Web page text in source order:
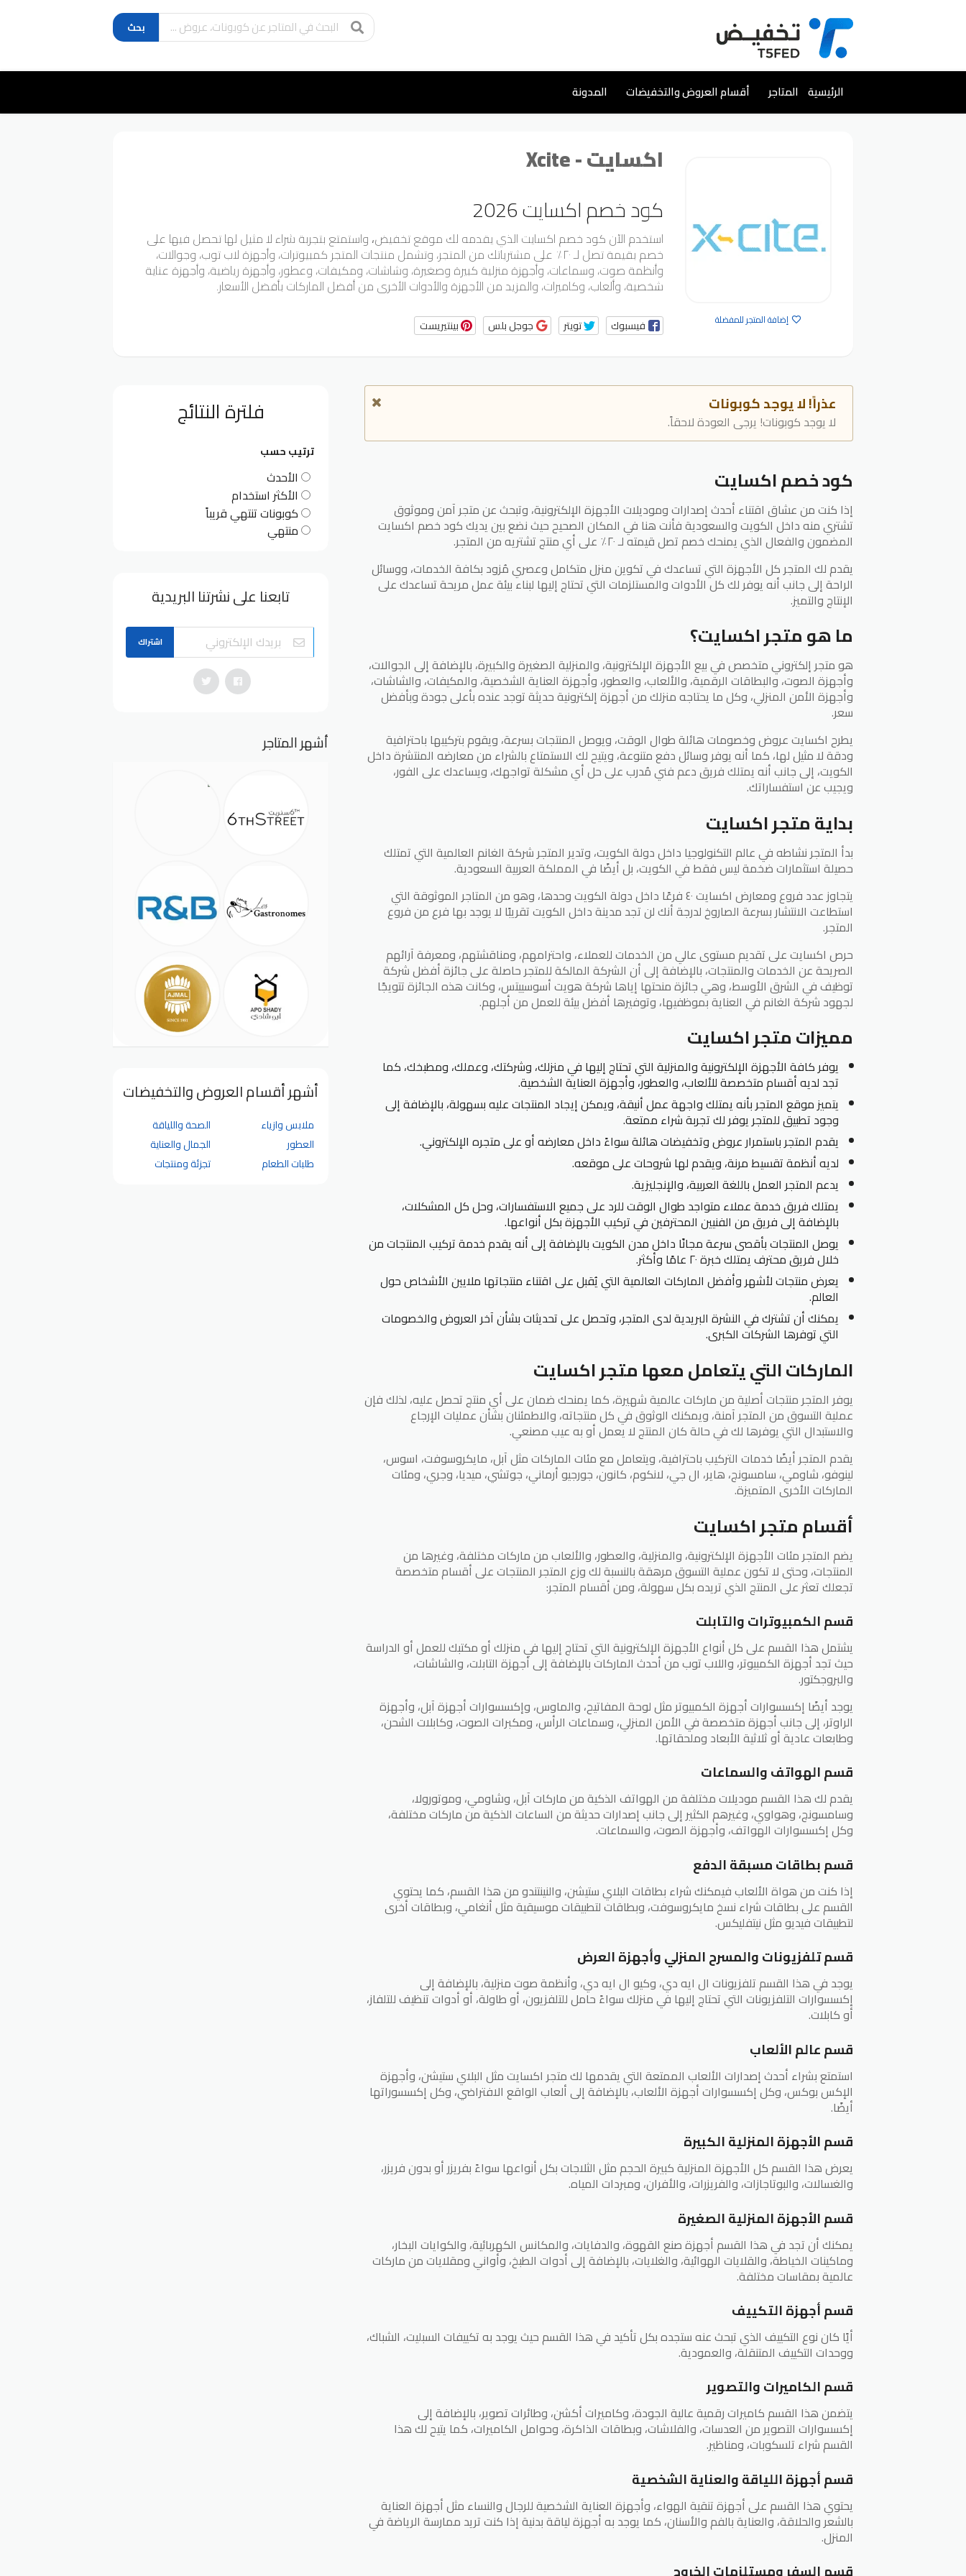
بحث
تخطي
إلى
المحتوى
الرئيسية المتاجر أقسام العروض والتخفيضات المدونة
إضافة المتجر للمفضلة
اكسايت - Xcite
كود خصم اكسايت 2026
استخدم الآن كود خصم اكسايت الذي يقدمه لك موقع تخفيض، واستمتع بتجربة شراء لا مثيل لها تحصل فيها على
خصم بقيمة تصل لـ ٢٠٪ على مشترياتك من المتجر، وتشمل منتجات المتجر كمبيوترات، وأجهزة لاب توب، وجوالات،
وأنظمة صوت، وسماعات، وأجهزة منزلية كبيرة وصغيرة، وشاشات، ومكيفات، وعطور، وأجهزة رياضية، وأجهزة عناية
شخصية، وألعاب، وكاميرات، والمزيد من الأجهزة والأدوات الأخرى من أفضل الماركات بأفضل الأسعار.
فيسبوك تويتر جوجل بلس بينتيريست
عذراً! لا يوجد كوبونات
لا يوجد كوبونات! يرجى العودة لاحقاً.
كود خصم اكسايت
إذا كنت من عشاق اقتناء أحدث إصدارات وموديلات الأجهزة الإلكترونية، وتبحث عن متجر آمن وموثوق
تشتري منه داخل الكويت والسعودية فأنت هنا في المكان الصحيح حيث نضع بين يديك كود خصم اكسايت
المضمون والفعال الذي يمنحك خصم تصل قيمته لـ ٢٠٪ على أي منتج تشتريه من المتجر.
يقدم لك المتجر كل الأجهزة التي تساعدك في تكوين منزل متكامل وعصري مُزود بكافة الخدمات، ووسائل
الراحة إلى جانب أنه يوفر لك كل الأدوات والمستلزمات التي تحتاج إليها لبناء بيئة عمل مريحة تساعدك على
الإنتاج والتميز.
ما هو متجر اكسايت؟
هو متجر إلكتروني متخصص في بيع الأجهزة الإلكترونية، والمنزلية الصغيرة والكبيرة، بالإضافة إلى الجوالات،
وأجهزة الصوت، والبطاقات الرقمية، والألعاب، والعطور، وأجهزة العناية الشخصية، والمكيفات، والشاشات،
وأجهزة الأمن المنزلي، وكل ما يحتاجه منزلك من أجهزة إلكترونية حديثة توجد عنده بأعلى جودة وبأفضل
سعر.
يطرح اكسايت عروض وخصومات هائلة طوال الوقت، ويوصل المنتجات بسرعة، ويقوم بتركيبها باحترافية
ودقة لا مثيل لها، كما أنه يوفر وسائل دفع متنوعة، ويتيح لك الاستمتاع بالشراء من معارضه المنتشرة داخل
الكويت، إلى جانب أنه يمتلك فريق دعم فني مُدرب على حل أي مشكلة تواجهك، ويساعدك على الفور،
ويجيب عن استفساراتك.
بداية متجر اكسايت
بدأ المتجر نشاطه في عالم التكنولوجيا داخل دولة الكويت، وتدير المتجر شركة الغانم العالمية التي تمتلك
حصيلة استثمارات ضخمة ليس فقط في الكويت، بل أيضًا في المملكة العربية السعودية.
يتجاوز عدد فروع ومعارض اكسايت ٤٠ فرعًا داخل دولة الكويت وحدها، وهو من المتاجر الموثوقة التي
استطاعت الانتشار بسرعة الصاروخ لدرجة أنك لن تجد مدينة داخل الكويت تقريبًا لا يوجد بها فرع من فروع
المتجر.
حرص اكسايت على تقديم مستوى عالي من الخدمات للعملاء، واحترامهم، ومناقشتهم، ومعرفة آرائهم
الصريحة عن الخدمات والمنتجات، بالإضافة إلى أن الشركة المالكة للمتجر حاصلة على جائزة أفضل شركة
توظيف في الشرق الأوسط، وهي جائزة منحتها إياها شركة هويت أسوسييتس، وكانت هذه الجائزة تتويجًا
لجهود شركة الغانم في العناية بموظفيها، وتوفيرها أفضل بيئة للعمل من أجلهم.
مميزات متجر اكسايت
يوفر كافة الأجهزة الإلكترونية والمنزلية التي تحتاج إليها في منزلك، وشركتك، وعملك، ومطبخك، كما
تجد لديه أقسام متخصصة للألعاب، والعطور، وأجهزة العناية الشخصية.
يتميز موقع المتجر بأنه يمتلك واجهة عمل أنيقة، ويمكن إيجاد المنتجات عليه بسهولة، بالإضافة إلى
وجود تطبيق للمتجر يوفر لك تجربة شراء ممتعة.
يقدم المتجر باستمرار عروض وتخفيضات هائلة سواءً داخل معارضه أو على متجره الإلكتروني.
لديه أنظمة تقسيط مرنة، ويقدم لها شروحات على موقعه.
يدعم المتجر العمل باللغة العربية، والإنجليزية.
يمتلك فريق خدمة عملاء متواجد طوال الوقت للرد على جميع الاستفسارات، وحل كل المشكلات،
بالإضافة إلى فريق من الفنيين المحترفين في تركيب الأجهزة بكل أنواعها.
يوصل المنتجات بأقصى سرعة مجانًا داخل مدن الكويت بالإضافة إلى أنه يقدم خدمة تركيب المنتجات من
خلال فريق محترف يمتلك خبرة ٢٠ عامًا وأكثر.
يعرض منتجات لأشهر وأفضل الماركات العالمية التي يُقبل على اقتناء منتجاتها ملايين الأشخاص حول
العالم.
يمكنك أن تشترك في النشرة البريدية لدى المتجر، وتحصل على تحديثات بشأن آخر العروض والخصومات
التي توفرها الشركات الكبرى.
الماركات التي يتعامل معها متجر اكسايت
يوفر المتجر منتجات أصلية من ماركات عالمية شهيرة، كما يمنحك ضمان على أي منتج تحصل عليه، لذلك فإن
عملية التسوق من المتجر آمنة، ويمكنك الوثوق في كل منتجاته، والاطمئنان بشأن عمليات الإرجاع
والاستبدال التي يوفرها لك في حالة كان المنتج لا يعمل أو به عيب مصنعي.
يقدم المتجر أيضًا خدمات التركيب باحترافية، ويتعامل مع مئات الماركات مثل آبل، مايكروسوفت، اسوس،
لينوفو، شاومي، سامسونج، هاير، ال جي، لانكوم، كانون، جورجيو أرماني، جوتشي، ميديا، وجري، ومئات
الماركات الأخرى المتميزة.
أقسام متجر اكسايت
يضم المتجر مئات الأجهزة الإلكترونية، والمنزلية، والعطور، والألعاب من ماركات مختلفة، وغيرها من
المنتجات، وحتى لا تكون عملية التسوق مرهقة بالنسبة لك وزع المتجر المنتجات على أقسام متخصصة
تجعلك تعثر على المنتج الذي تريده بكل سهولة، ومن أقسام المتجر:
قسم الكمبيوترات والتابلت
يشتمل هذا القسم على كل أنواع الأجهزة الإلكترونية التي تحتاج إليها في منزلك أو مكتبك للعمل أو الدراسة
حيث تجد أجهزة الكمبيوتر، واللاب توب من أحدث الماركات بالإضافة إلى أجهزة التابلت، والشاشات،
والبروجكتور.
يوجد أيضًا إكسسوارات أجهزة الكمبيوتر مثل لوحة المفاتيح، والماوس، وإكسسوارات أجهزة آبل، وأجهزة
الراوتر، إلى جانب أجهزة متخصصة في الأمن المنزلي، وسماعات الرأس، ومكبرات الصوت، وكابلات الشحن،
وطابعات عادية أو ثلاثية الأبعاد وملحقاتها.
قسم الهواتف والسماعات
يقدم لك هذا القسم موديلات مختلفة من الهواتف الذكية من ماركات آبل، وشاومي، وموتورولا،
وسامسونج، وهواوي، وغيرهم الكثير إلى جانب إصدارات حديثة من الساعات الذكية من ماركات مختلفة،
وكل إكسسوارات الهواتف، وأجهزة الصوت، والسماعات.
قسم بطاقات مسبقة الدفع
إذا كنت من هواة الألعاب فيمكنك شراء بطاقات البلاي ستيشن، والنينتندو من هذا القسم، كما يحتوي
القسم على بطاقات شراء نسخ مايكروسوفت، وبطاقات لتطبيقات موسيقية مثل أنغامي، وبطاقات أخرى
لتطبيقات فيديو مثل نيتفليكس.
قسم تلفزيونات والمسرح المنزلي وأجهزة العرض
يوجد في هذا القسم تلفزيونات ال ايه دي، وكيو ال ايه دي، وأنظمة صوت منزلية، بالإضافة إلى
إكسسوارات التلفزيونات التي تحتاج إليها في منزلك سواءً حامل للتلفزيون، أو طاولة، أو أدوات تنظيف للتلفاز،
أو كابلات.
قسم عالم الألعاب
استمتع بشراء أحدث إصدارات الألعاب الممتعة التي يقدمها لك متجر اكسايت مثل البلاي ستيشن، وأجهزة
الإكس بوكس، وكل إكسسوارات أجهزة الألعاب، بالإضافة إلى ألعاب الواقع الافتراضي، وكل إكسسوراتها
أيضًا.
قسم الأجهزة المنزلية الكبيرة
يعرض هذا القسم كل الأجهزة المنزلية كبيرة الحجم مثل الثلاجات بكل أنواعها سواءً بفريزر أو بدون فريزر،
والغسالات، والبوتاجازات، والفريزرات، والأفران، ومبردات المياه.
قسم الأجهزة المنزلية الصغيرة
يمكنك أن تجد في هذا القسم أجهزة صنع القهوة، والدفايات، والمكانس الكهربائية، والكوايات البخار،
وماكينات الخياطة، والقلايات الهوائية، والغلايات، بالإضافة إلى أدوات الطبخ، وأواني ومقلايات من ماركات
عالمية بمقاسات مختلفة.
قسم أجهزة التكييف
أيًا كان نوع التكييف الذي تبحث عنه ستجده بكل تأكيد في هذا القسم حيث يوجد به تكييفات السبليت، الشباك،
ووحدات التكييف المتنقلة، والعمودية.
قسم الكاميرات والتصوير
يتضمن هذا القسم كاميرات رقمية عالية الجودة، وكاميرات أكشن، وطائرات تصوير، بالإضافة إلى
إكسسوارات التصوير من العدسات، والفلاشات، وبطاقات الذاكرة، وحوامل الكاميرات، كما يتيح لك هذا
القسم شراء تلسكوبات، ومناظير.
قسم أجهزة اللياقة والعناية الشخصية
يحتوي هذا القسم على أجهزة تنقية الهواء، وأجهزة العناية الشخصية للرجال والنساء مثل أجهزة العناية
بالشعر والحلاقة، والعناية بالفم والأسنان، كما يوجد به أجهزة لياقة بدنية إذا كنت تريد ممارسة الرياضة في
المنزل.
فلترة النتائج
ترتيب حسب
الأحدث
الأكثر استخدام
كوبونات تنتهي قريباً
منتهي
تابعنا على نشرتنا البريدية
اشتراك
أشهر المتاجر
أشهر أقسام العروض والتخفيضات
ملابس وازياء
الصحة واللياقة
العطور
الجمال والعناية
طلبات الطعام
تجزئة ومنتجات